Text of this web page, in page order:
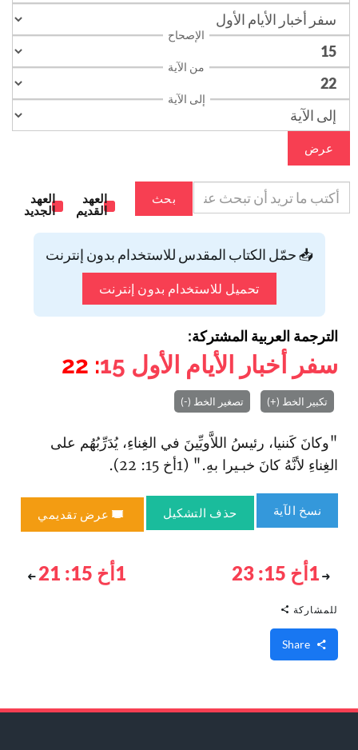
الإصحاح
من الآية
إلى الآية
عرض
بحث
العهد
القديم
العهد
الجديد
📥 حمّل الكتاب المقدس للاستخدام بدون إنترنت
تحميل للاستخدام بدون إنترنت
الترجمة العربية المشتركة:
سفر أخبار الأيام الأول 15
: 22
تكبير الخط (+) تصغير الخط (-)
"وكانَ كَننيا، رئيسُ اللاَّويِّينَ في الغِناءِ‌، يُدَرِّبُهُم على
الغِناءِ لأنَّهُ كانَ خبـيرا بهِ." (1أخ 15: 22).
نسخ الآية حذف التشكيل عرض تقديمي
1أخ 15: 23 1أخ 15: 21
للمشاركة